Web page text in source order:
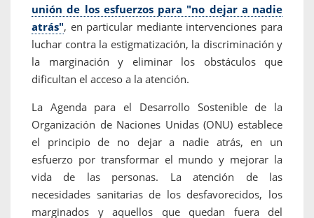
unión de los esfuerzos para "no dejar a nadie
atrás", en particular mediante intervenciones para
luchar contra la estigmatización, la discriminación y
la marginación y eliminar los obstáculos que
dificultan el acceso a la atención.
La Agenda para el Desarrollo Sostenible de la
Organización de Naciones Unidas (ONU) establece
el principio de no dejar a nadie atrás, en un
esfuerzo por transformar el mundo y mejorar la
vida de las personas. La atención de las
necesidades sanitarias de los desfavorecidos, los
marginados y aquellos que quedan fuera del